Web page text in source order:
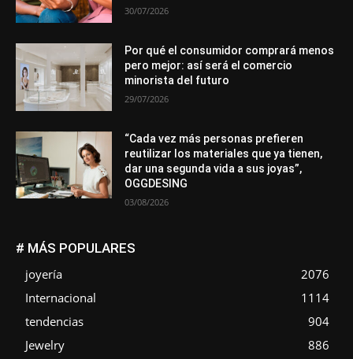
30/07/2026
Por qué el consumidor comprará menos
pero mejor: así será el comercio
minorista del futuro
29/07/2026
“Cada vez más personas prefieren
reutilizar los materiales que ya tienen,
dar una segunda vida a sus joyas”,
OGGDESING
03/08/2026
# MÁS POPULARES
joyería
2076
Internacional
1114
tendencias
904
Jewelry
886